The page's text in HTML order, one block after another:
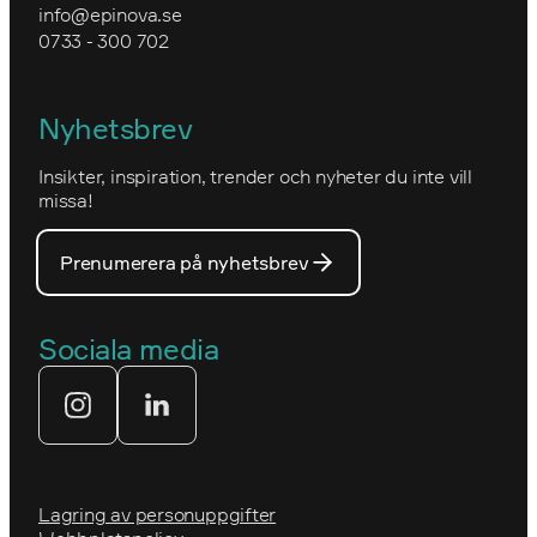
IVA
Norwegian
Optimizelys webb
Prins Daniels Fellowship
Tekniksprånget
Hur vi arbetar
Nova Consulting Group
Utmärkelser
Våra medarbetare
Våra partners
info@epinova.se
0733 - 300 702
Nyhetsbrev
Insikter, inspiration, trender och nyheter du inte vill
missa!
Prenumerera på nyhetsbrev
Sociala media
Lagring av personuppgifter